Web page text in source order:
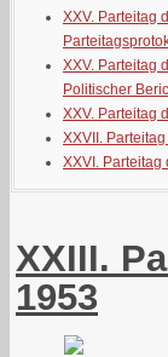
XXV. Parteitag
XXV. Parteitag
Politischer
XXV. Parteitag
XXVII.
XXVI. Parteitag
XXIII.
1953